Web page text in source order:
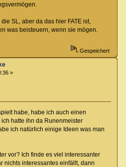
SL, aber da das hier FATE ist,
was beisteuern, wenn sie mögen.
Gespeichert
»
habe, habe ich auch einen
hatte ihn da Runenmeister
ich natürlich einige Ideen was man
vor? Ich finde es viel interessanter
nichts interessantes einfällt, dann